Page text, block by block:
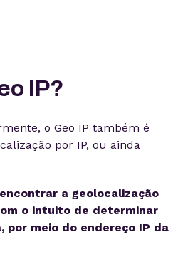
IP?
o Geo IP também é
por IP, ou ainda
a geolocalização
o intuito de determinar
por meio do endereço IP da